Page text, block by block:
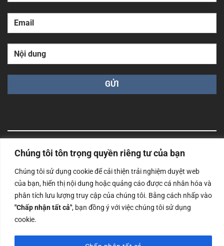
Chúng tôi tôn trọng quyền riêng tư của bạn
Chúng tôi sử dụng cookie để cải thiện trải nghiệm duyệt web
của bạn, hiển thị nội dung hoặc quảng cáo được cá nhân hóa và
phân tích lưu lượng truy cập của chúng tôi. Bằng cách nhấp vào
"Chấp nhận tất cả", bạn đồng ý với việc chúng tôi sử dụng
cookie.
Công ty TNHH Nam Bình Xương - Số ĐKKD: 0108783483
Nội
Copyrights @2023 Nam Binh Xuong. All Rights Reserved